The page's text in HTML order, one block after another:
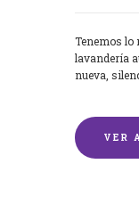
Tenemos lo
lavandería
nueva,
VER